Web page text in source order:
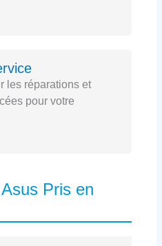
les réparations et
pour votre
Pris en